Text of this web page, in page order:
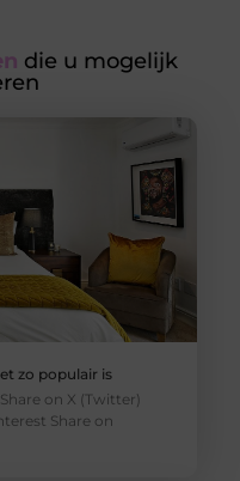
die u mogelijk
zo populair is
on X (Twitter)
Share on